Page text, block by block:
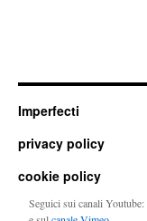
Imperfecti
privacy policy
cookie policy
Seguici sui canali Youtube: